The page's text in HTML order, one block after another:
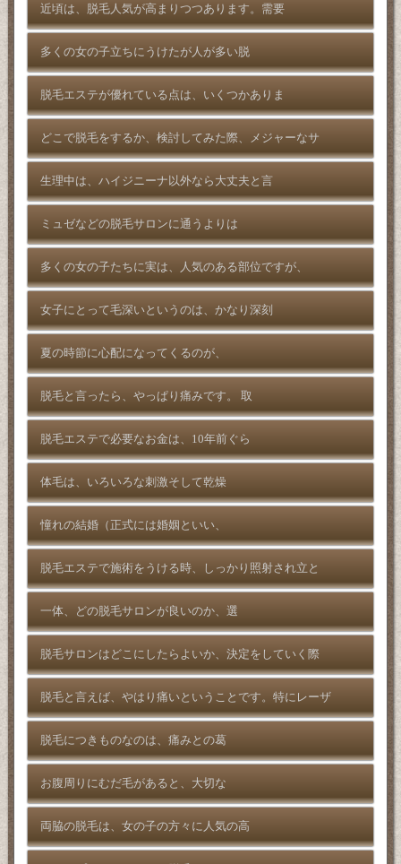
近頃は、脱毛人気が高まりつつあります。需要
多くの女の子立ちにうけたが人が多い脱
脱毛エステが優れている点は、いくつかありま
どこで脱毛をするか、検討してみた際、メジャーなサ
生理中は、ハイジニーナ以外なら大丈夫と言
ミュゼなどの脱毛サロンに通うよりは
多くの女の子たちに実は、人気のある部位ですが、
女子にとって毛深いというのは、かなり深刻
夏の時節に心配になってくるのが、
脱毛と言ったら、やっぱり痛みです。 取
脱毛エステで必要なお金は、10年前ぐら
体毛は、いろいろな刺激そして乾燥
憧れの結婚（正式には婚姻といい、
脱毛エステで施術をうける時、しっかり照射され立と
一体、どの脱毛サロンが良いのか、選
脱毛サロンはどこにしたらよいか、決定をしていく際
脱毛と言えば、やはり痛いということです。特にレーザ
脱毛につきものなのは、痛みとの葛
お腹周りにむだ毛があると、大切な
両脇の脱毛は、女の子の方々に人気の高